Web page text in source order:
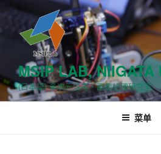
内
MSIP LAB, NIIGATA
(日本語) 多次元信号・画像処理研究室
菜单